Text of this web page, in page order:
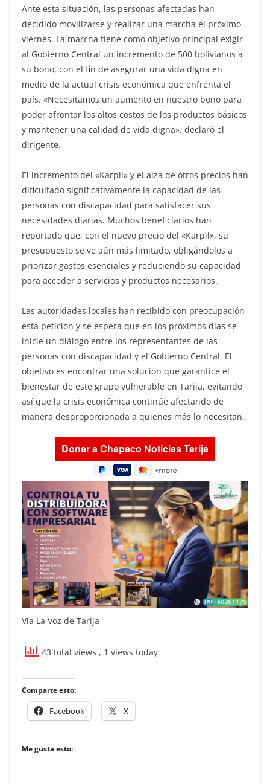
Ante esta situación, las personas afectadas han
decidido movilizarse y realizar una marcha el próximo
viernes. La marcha tiene como objetivo principal exigir
al Gobierno Central un incremento de 500 bolivianos a
su bono, con el fin de asegurar una vida digna en
medio de la actual crisis económica que enfrenta el
país. «Necesitamos un aumento en nuestro bono para
poder afrontar los altos costos de los productos básicos
y mantener una calidad de vida digna», declaró el
dirigente.
El incremento del «Karpil» y el alza de otros precios han
dificultado significativamente la capacidad de las
personas con discapacidad para satisfacer sus
necesidades diarias. Muchos beneficiarios han
reportado que, con el nuevo precio del «Karpil», su
presupuesto se ve aún más limitado, obligándolos a
priorizar gastos esenciales y reduciendo su capacidad
para acceder a servicios y productos necesarios.
Las autoridades locales han recibido con preocupación
esta petición y se espera que en los próximos días se
inicie un diálogo entre los representantes de las
personas con discapacidad y el Gobierno Central. El
objetivo es encontrar una solución que garantice el
bienestar de este grupo vulnerable en Tarija, evitando
así que la crisis económica continúe afectando de
manera desproporcionada a quienes más lo necesitan.
Vía La Voz de Tarija
43 total views , 1 views today
Comparte esto:
Facebook X
Me gusta esto: